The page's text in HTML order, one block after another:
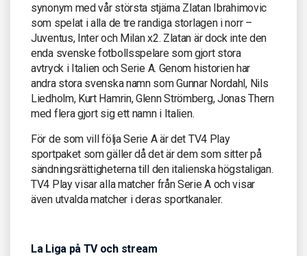
synonym med vår största stjärna Zlatan Ibrahimovic
som spelat i alla de tre randiga storlagen i norr –
Juventus, Inter och Milan x2. Zlatan är dock inte den
enda svenske fotbollsspelare som gjort stora
avtryck i Italien och Serie A. Genom historien har
andra stora svenska namn som Gunnar Nordahl, Nils
Liedholm, Kurt Hamrin, Glenn Strömberg, Jonas Thern
med flera gjort sig ett namn i Italien.
För de som vill följa Serie A är det TV4 Play
sportpaket som gäller då det är dem som sitter på
sändningsrättigheterna till den italienska högstaligan.
TV4 Play visar alla matcher från Serie A och visar
även utvalda matcher i deras sportkanaler.
La Liga på TV och stream